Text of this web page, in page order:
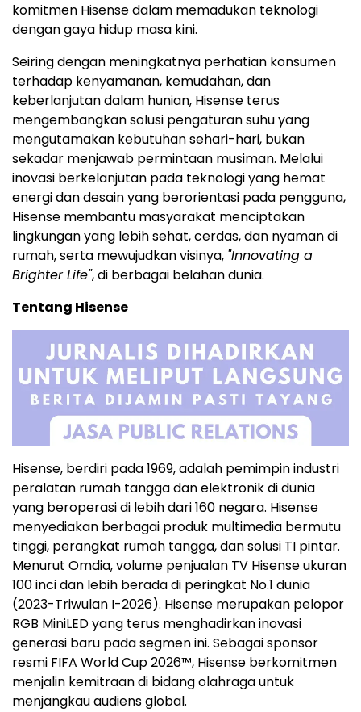
komitmen Hisense dalam memadukan teknologi
dengan gaya hidup masa kini.
Seiring dengan meningkatnya perhatian konsumen
terhadap kenyamanan, kemudahan, dan
keberlanjutan dalam hunian, Hisense terus
mengembangkan solusi pengaturan suhu yang
mengutamakan kebutuhan sehari-hari, bukan
sekadar menjawab permintaan musiman. Melalui
inovasi berkelanjutan pada teknologi yang hemat
energi dan desain yang berorientasi pada pengguna,
Hisense membantu masyarakat menciptakan
lingkungan yang lebih sehat, cerdas, dan nyaman di
rumah, serta mewujudkan visinya, "Innovating a
Brighter Life", di berbagai belahan dunia.
Tentang Hisense
Hisense, berdiri pada 1969, adalah pemimpin industri
peralatan rumah tangga dan elektronik di dunia
yang beroperasi di lebih dari 160 negara. Hisense
menyediakan berbagai produk multimedia bermutu
tinggi, perangkat rumah tangga, dan solusi TI pintar.
Menurut Omdia, volume penjualan TV Hisense ukuran
100 inci dan lebih berada di peringkat No.1 dunia
(2023-Triwulan I-2026). Hisense merupakan pelopor
RGB MiniLED yang terus menghadirkan inovasi
generasi baru pada segmen ini. Sebagai sponsor
resmi FIFA World Cup 2026™, Hisense berkomitmen
menjalin kemitraan di bidang olahraga untuk
menjangkau audiens global.